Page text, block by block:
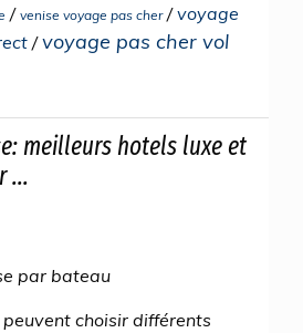
/ venise voyage pas cher/voyage
/voyage pas cher vol
meilleurs hotels luxe et
...
par bateau
choisir différents